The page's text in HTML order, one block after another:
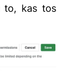
to, kas tos